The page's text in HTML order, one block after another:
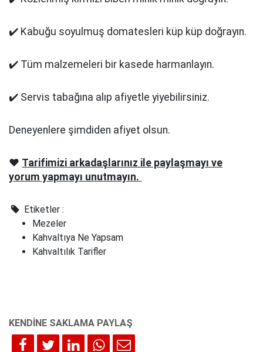
✔️ Kabuğu soyulmuş domatesleri küp küp doğrayın.
✔️ Tüm malzemeleri bir kasede harmanlayın.
✔️ Servis tabağına alıp afiyetle yiyebilirsiniz.
Deneyenlere şimdiden afiyet olsun.
❤️ Tarifimizi arkadaşlarınız ile paylaşmayı ve
yorum yapmayı unutmayın.
Etiketler :
Mezeler
Kahvaltıya Ne Yapsam
Kahvaltılık Tarifler